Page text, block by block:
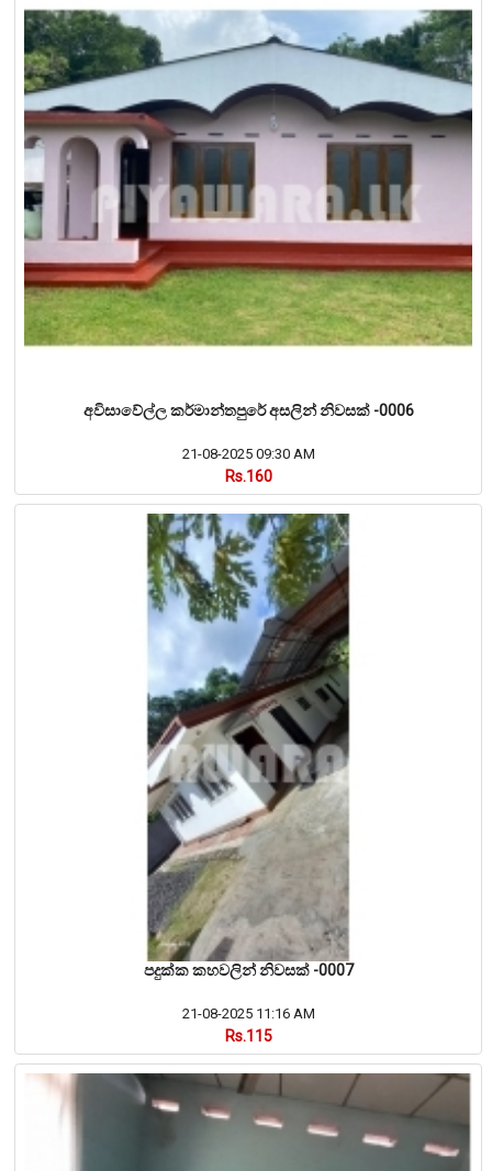
අවිසාවේල්ල කර්මාන්තපුරේ අසලින් නිවසක් -0006
21-08-2025 09:30 AM
Rs.160
පදුක්ක කහවලින් නිවසක් -0007
21-08-2025 11:16 AM
Rs.115